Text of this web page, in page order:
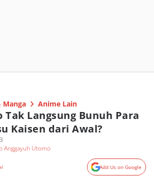
Manga Anime Lain
Tak Langsung Bunuh Para
Kaisen dari Awal?
Anggayuh Utomo
Add Us on Google